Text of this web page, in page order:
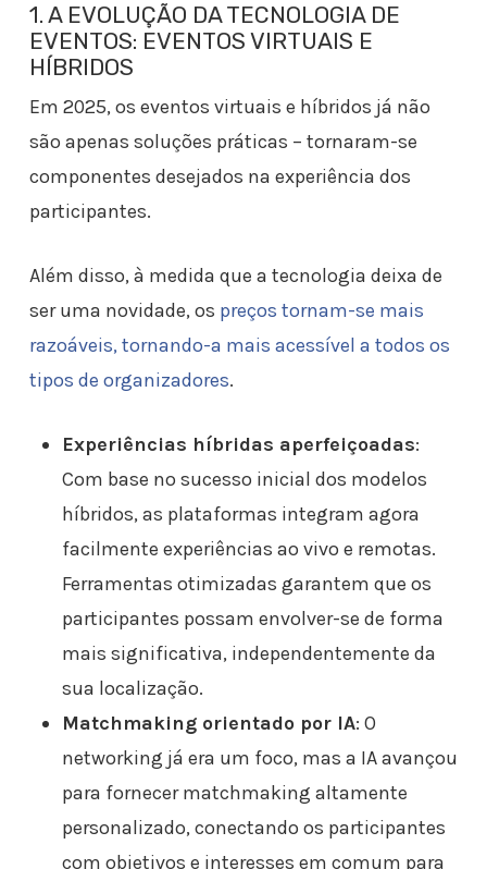
1. A EVOLUÇÃO DA TECNOLOGIA DE
EVENTOS: EVENTOS VIRTUAIS E
HÍBRIDOS
Em 2025, os eventos virtuais e híbridos já não
são apenas soluções práticas – tornaram-se
componentes desejados na experiência dos
participantes.
Além disso, à medida que a tecnologia deixa de
ser uma novidade, os preços tornam-se mais
razoáveis, tornando-a mais acessível a todos os
tipos de organizadores.
Experiências híbridas aperfeiçoadas:
Com base no sucesso inicial dos modelos
híbridos, as plataformas integram agora
facilmente experiências ao vivo e remotas.
Ferramentas otimizadas garantem que os
participantes possam envolver-se de forma
mais significativa, independentemente da
sua localização.
Matchmaking orientado por IA: O
networking já era um foco, mas a IA avançou
para fornecer matchmaking altamente
personalizado, conectando os participantes
com objetivos e interesses em comum para